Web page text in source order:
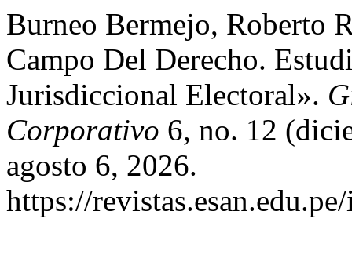
Burneo Bermejo, Roberto
Campo Del Derecho.
Jurisdiccional Electoral».
Corporativo 6, no. 12
agosto 6, 2026.
https://